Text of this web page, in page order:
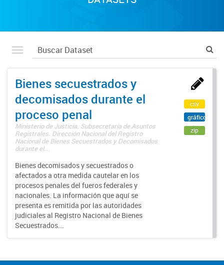
Bienes secuestrados y
decomisados durante el
proceso penal
Ministerio de Justicia. Subsecretaría de Asuntos
Registrales. Dirección Nacional del Registro
Nacional de Bienes Secuestrados y Decomisados
durante el...
Bienes decomisados y secuestrados o
afectados a otra medida cautelar en los
procesos penales del fueros federales y
nacionales. La información que aquí se
presenta es remitida por las autoridades
judiciales al Registro Nacional de Bienes
Secuestrados...
csv
gráfico
zip